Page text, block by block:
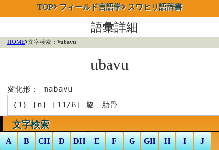
TOP フィールド言語学 スワヒリ語辞書
文字検索
A B CH D DH E F G GH H I J
語彙詳細
HOME 文字検索： ubavu
ubavu
変化形：
mabavu
(1) [ n] [11/6] 脇，肋骨